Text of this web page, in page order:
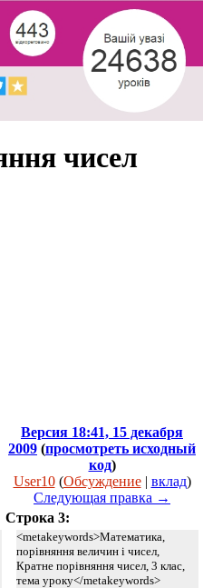
чисел
Версия 18:41, 15 декабря
2009 (просмотреть исходный
код)
User10 (Обсуждение| вклад)
Следующая правка →
Строка 3:
<metakeywords>Математика,
порівняння величин і чисел,
Кратне порівняння чисел, 3 клас,
тема уроку</metakeywords>